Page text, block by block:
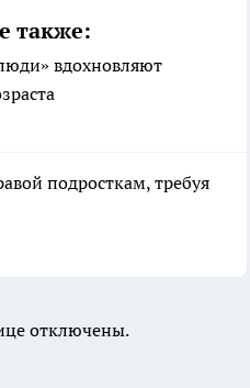
также:
вдохновляют
подросткам, требуя
отключены.